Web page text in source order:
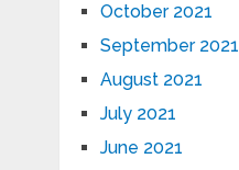
October 2021
September 2021
August 2021
July 2021
June 2021